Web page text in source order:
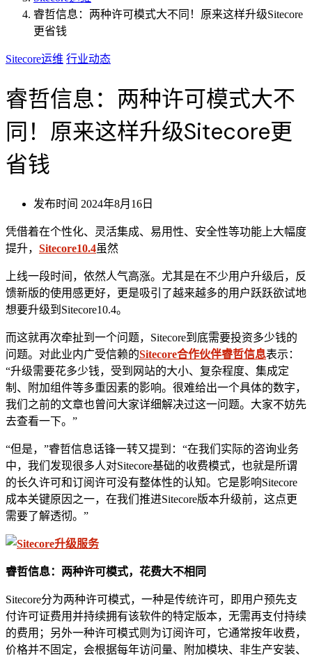
睿哲信息：两种许可模式大不同！原来这样升级Sitecore
更省钱
Sitecore运维 行业动态
睿哲信息：两种许可模式大不
同！原来这样升级Sitecore更
省钱
发布时间 2024年8月16日
凭借着在个性化、灵活集成、易用性、安全性等功能上大幅度
提升， Sitecore10.4虽然
上线一段时间，依然人气高涨。尤其是在不少用户升级后，反
馈新版的使用感更好，更是吸引了越来越多的用户跃跃欲试地
想要升级到Sitecore10.4。
而这就再次牵扯到一个问题，Sitecore到底需要投资多少钱的
问题。对此业内广受信赖的Sitecore合作伙伴睿哲信息表示：
“升级需要花多少钱，受到网站的大小、复杂程度、集成定
制、附加组件等多重因素的影响。很难给出一个具体的数字，
我们之前的文章也曾问大家详细解决过这一问题。大家不妨先
去查看一下。”
“但是，”睿哲信息话锋一转又提到：“在我们实际的咨询业务
中，我们发现很多人对Sitecore基础的收费模式，也就是所谓
的长久许可和订阅许可没有整体性的认知。它是影响Sitecore
成本关键原因之一，在我们推进Sitecore版本升级前，这点更
需要了解透彻。”
睿哲信息：两种许可模式，花费大不相同
Sitecore分为两种许可模式，一种是传统许可，即用户预先支
付许可证费用并持续拥有该软件的特定版本，无需再支付持续
的费用；另外一种许可模式则为订阅许可，它通常按年收费，
价格并不固定，会根据每年访问量、附加模块、非生产安装、